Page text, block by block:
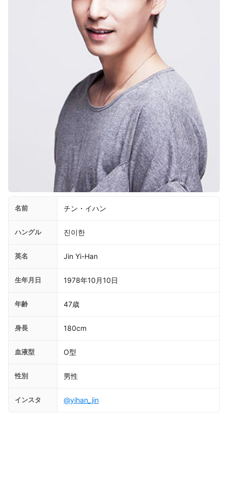
名前 チン・イハン
ハングル 진이한
英名 Jin Yi-Han
生年月日 1978年10月10日
年齢 47歳
身長 180cm
血液型 O型
性別 男性
インスタ @yihan_jin